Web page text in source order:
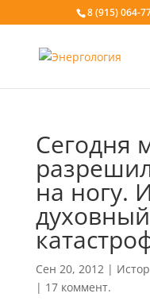
8 (915) 064-
Сегодня
на ногу.
Сен 20, 2012|
| 17 коммент.